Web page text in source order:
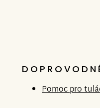
Pomoc pro